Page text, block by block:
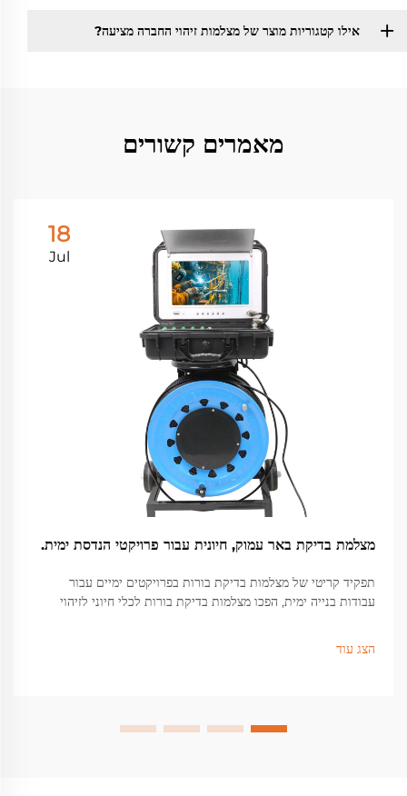
אילו קטגוריות מוצר של מצלמות זיהוי החברה מציעה?
מאמרים קשורים
18
Jul
מצלמת בדיקת באר עמוק, חיונית עבור פרויקטי הנדסת ימית.
תפקיד קריטי של מצלמות בדיקת בורות בפרויקטים ימיים עבור
עבודות בנייה ימית, הפכו מצלמות בדיקת בורות לכלי חיוני לזיהוי
הצג עוד